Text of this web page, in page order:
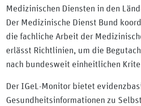
Medizinischen Diensten in den
Der Medizinische Dienst Bund
die fachliche Arbeit der
erlässt Richtlinien, um die
nach bundesweit einheitlichen
Der IGeL-Monitor bietet
Gesundheitsinformationen zu